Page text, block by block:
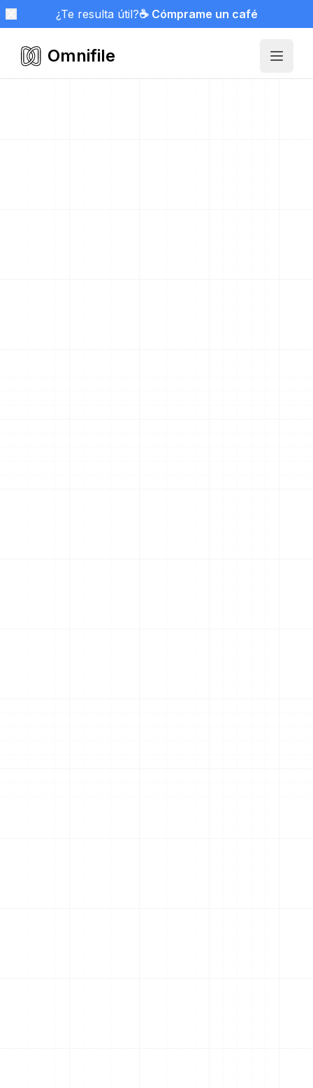
¿Te resulta útil?☕ Cómprame un café
Omnifile